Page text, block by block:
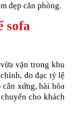
đẹp căn phòng.
sofa
vặn trong khu
đo đạc tỷ lệ
cân xứng, hài hòa
cho khách